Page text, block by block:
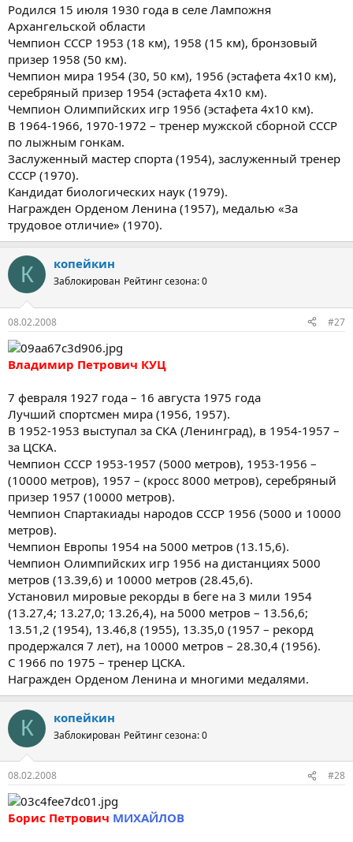
Родился 15 июля 1930 года в селе Лампожня
Архангельской области
Чемпион СССР 1953 (18 км), 1958 (15 км), бронзовый
призер 1958 (50 км).
Чемпион мира 1954 (30, 50 км), 1956 (эстафета 4х10 км),
серебряный призер 1954 (эстафета 4х10 км).
Чемпион Олимпийских игр 1956 (эстафета 4х10 км).
В 1964-1966, 1970-1972 – тренер мужской сборной СССР
по лыжным гонкам.
Заслуженный мастер спорта (1954), заслуженный тренер
СССР (1970).
Кандидат биологических наук (1979).
Награжден Орденом Ленина (1957), медалью «За
трудовое отличие» (1970).
К копейкин
Заблокирован Рейтинг сезона: 0
08.02.2008 #27
Владимир Петрович КУЦ
7 февраля 1927 года – 16 августа 1975 года
Лучший спортсмен мира (1956, 1957).
В 1952-1953 выступал за СКА (Ленинград), в 1954-1957 –
за ЦСКА.
Чемпион СССР 1953-1957 (5000 метров), 1953-1956 –
(10000 метров), 1957 – (кросс 8000 метров), серебряный
призер 1957 (10000 метров).
Чемпион Спартакиады народов СССР 1956 (5000 и 10000
метров).
Чемпион Европы 1954 на 5000 метров (13.15,6).
Чемпион Олимпийских игр 1956 на дистанциях 5000
метров (13.39,6) и 10000 метров (28.45,6).
Установил мировые рекорды в беге на 3 мили 1954
(13.27,4; 13.27,0; 13.26,4), на 5000 метров – 13.56,6;
13.51,2 (1954), 13.46,8 (1955), 13.35,0 (1957 – рекорд
продержался 7 лет), на 10000 метров – 28.30,4 (1956).
С 1966 по 1975 – тренер ЦСКА.
Награжден Орденом Ленина и многими медалями.
К копейкин
Заблокирован Рейтинг сезона: 0
08.02.2008 #28
Борис Петрович МИХАЙЛОВ